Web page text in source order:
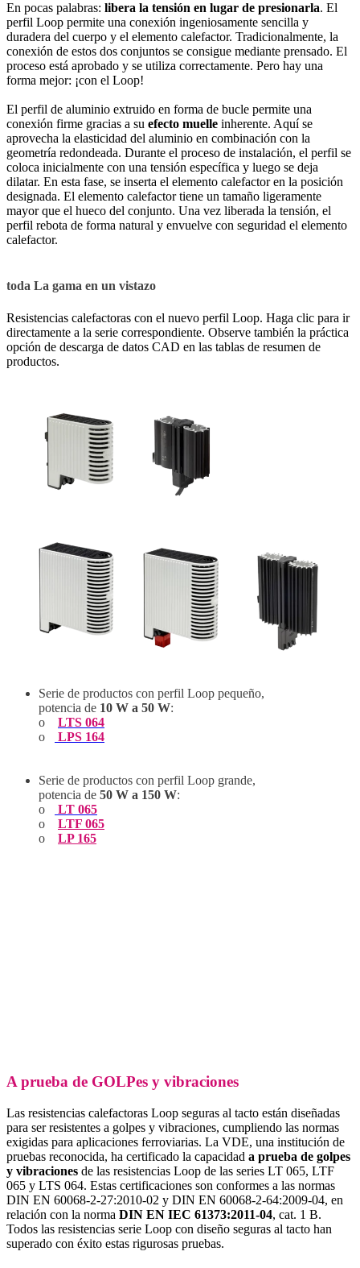
En pocas palabras: libera la tensión en lugar de presionarla. El
perfil Loop permite una conexión ingeniosamente sencilla y
duradera del cuerpo y el elemento calefactor. Tradicionalmente, la
conexión de estos dos conjuntos se consigue mediante prensado. El
proceso está aprobado y se utiliza correctamente. Pero hay una
forma mejor: ¡con el Loop!
El perfil de aluminio extruido en forma de bucle permite una
conexión firme gracias a su efecto muelle inherente. Aquí se
aprovecha la elasticidad del aluminio en combinación con la
geometría redondeada. Durante el proceso de instalación, el perfil se
coloca inicialmente con una tensión específica y luego se deja
dilatar. En esta fase, se inserta el elemento calefactor en la posición
designada. El elemento calefactor tiene un tamaño ligeramente
mayor que el hueco del conjunto. Una vez liberada la tensión, el
perfil rebota de forma natural y envuelve con seguridad el elemento
calefactor.
toda La gama en un vistazo
Resistencias calefactoras con el nuevo perfil Loop. Haga clic para ir
directamente a la serie correspondiente. Observe también la práctica
opción de descarga de datos CAD en las tablas de resumen de
productos.
Serie de productos con perfil Loop pequeño,
potencia de 10 W a 50 W:
o LTS 064
o
LPS 164
Serie de productos con perfil Loop grande,
potencia de 50 W a 150 W:
o
LT 065
o LTF 065
o LP 165
A prueba de GOLPes y vibraciones
Las resistencias calefactoras Loop seguras al tacto están diseñadas
para ser resistentes a golpes y vibraciones, cumpliendo las normas
exigidas para aplicaciones ferroviarias. La VDE, una institución de
pruebas reconocida, ha certificado la capacidad a prueba de golpes
y vibraciones de las resistencias Loop de las series LT 065, LTF
065 y LTS 064. Estas certificaciones son conformes a las normas
DIN EN 60068-2-27:2010-02 y DIN EN 60068-2-64:2009-04, en
relación con la norma DIN EN IEC 61373:2011-04, cat. 1 B.
Todos las resistencias serie Loop con diseño seguras al tacto han
superado con éxito estas rigurosas pruebas.